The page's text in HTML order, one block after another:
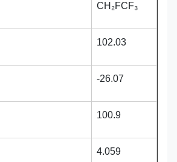
CH₂FCF₃
102.03
-26.07
100.9
4.059